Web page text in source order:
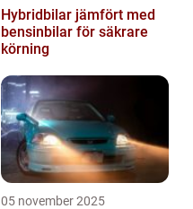
Hybridbilar jämfört med
bensinbilar för säkrare
körning
05 november 2025